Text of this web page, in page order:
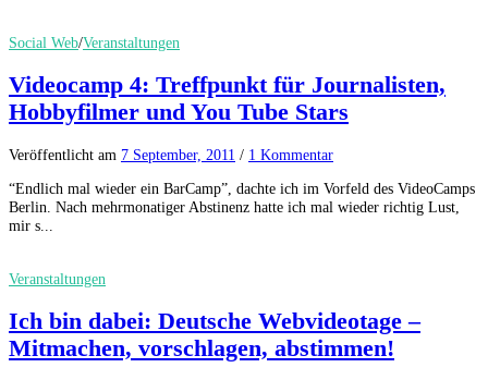
Social Web/Veranstaltungen
Videocamp 4: Treffpunkt für Journalisten,
Hobbyfilmer und You Tube Stars
Veröffentlicht am 7 September, 2011 / 1 Kommentar
“Endlich mal wieder ein BarCamp”, dachte ich im Vorfeld des VideoCamps
Berlin. Nach mehrmonatiger Abstinenz hatte ich mal wieder richtig Lust,
mir s...
Veranstaltungen
Ich bin dabei: Deutsche Webvideotage –
Mitmachen, vorschlagen, abstimmen!